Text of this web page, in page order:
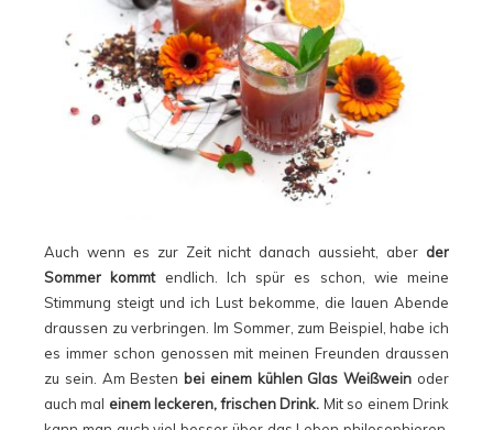
Auch wenn es zur Zeit nicht danach aussieht, aber der
Sommer kommtendlich. Ich spür es schon, wie meine
Stimmung steigt und ich Lust bekomme, die lauen Abende
draussen zu verbringen. Im Sommer, zum Beispiel, habe ich
es immer schon genossen mit meinen Freunden draussen
zu sein. Am Bestenbei einem kühlen Glas Weißwein oder
auch mal einem leckeren, frischen Drink. Mit so einem Drink